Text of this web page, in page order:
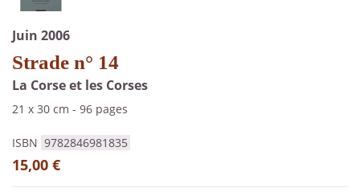
Juin 2006
Strade n° 14
La Corse et les Corses
21 x 30 cm - 96 pages
ISBN 9782846981835
15,00 €